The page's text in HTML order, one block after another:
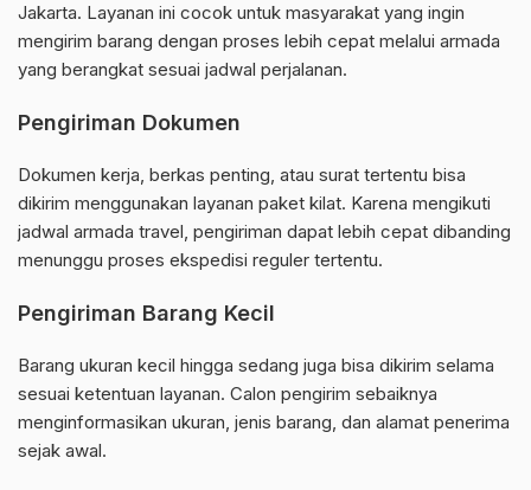
Jakarta. Layanan ini cocok untuk masyarakat yang ingin
mengirim barang dengan proses lebih cepat melalui armada
yang berangkat sesuai jadwal perjalanan.
Pengiriman Dokumen
Dokumen kerja, berkas penting, atau surat tertentu bisa
dikirim menggunakan layanan paket kilat. Karena mengikuti
jadwal armada travel, pengiriman dapat lebih cepat dibanding
menunggu proses ekspedisi reguler tertentu.
Pengiriman Barang Kecil
Barang ukuran kecil hingga sedang juga bisa dikirim selama
sesuai ketentuan layanan. Calon pengirim sebaiknya
menginformasikan ukuran, jenis barang, dan alamat penerima
sejak awal.